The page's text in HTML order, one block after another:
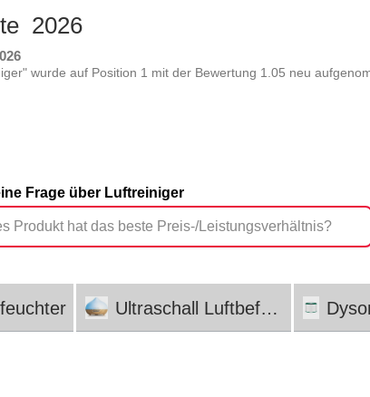
2026
wurde auf Position 1 mit der Bewertung 1.05 neu
Frage über Luftreiniger
Ultraschall Luftbefeuchter